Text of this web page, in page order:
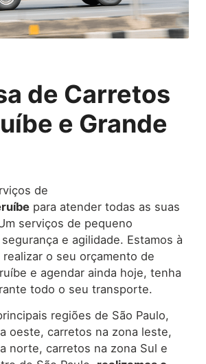
de Carretos
e Grande
de
para atender todas as suas
serviços de pequeno
e agilidade. Estamos à
o seu orçamento de
e agendar ainda hoje, tenha
todo o seu transporte.
regiões de São Paulo,
oeste, carretos na zona leste,
norte, carretos na zona Sul e